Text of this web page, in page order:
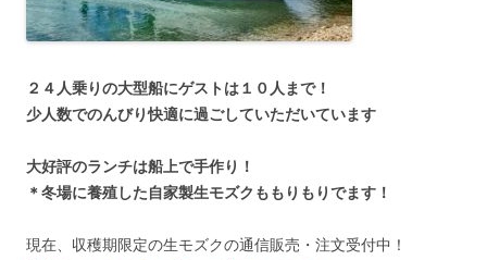
２４人乗りの大型船にゲストは１０人まで！
少人数でのんびり快適に過ごしていただいています
大好評のランチは船上で手作り！
＊冬場に養殖した自家製生モズクももりもりでます！
現在、収穫期限定の生モズクの通信販売・注文受付中！